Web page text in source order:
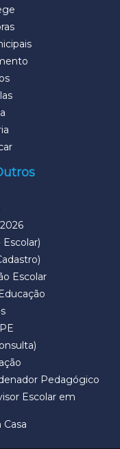
Escolar
Pedagógico
Escolar em